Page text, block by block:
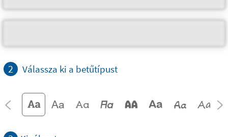
2 Válassza ki a betűtípust